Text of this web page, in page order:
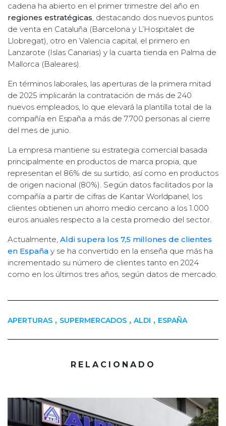
cadena ha abierto en el primer trimestre del año en
regiones estratégicas, destacando dos nuevos puntos
de venta en Cataluña (Barcelona y L’Hospitalet de
Llobregat), otro en Valencia capital, el primero en
Lanzarote (Islas Canarias) y la cuarta tienda en Palma de
Mallorca (Baleares).
En términos laborales, las aperturas de la primera mitad
de 2025 implicarán la contratación de más de 240
nuevos empleados, lo que elevará la plantilla total de la
compañía en España a más de 7.700 personas al cierre
del mes de junio.
La empresa mantiene su estrategia comercial basada
principalmente en productos de marca propia, que
representan el 86% de su surtido, así como en productos
de origen nacional (80%). Según datos facilitados por la
compañía a partir de cifras de Kantar Worldpanel, los
clientes obtienen un ahorro medio cercano a los 1.000
euros anuales respecto a la cesta promedio del sector.
Actualmente, Aldi supera los 7,5 millones de clientes
en España y se ha convertido en la enseña que más ha
incrementado su número de clientes tanto en 2024
como en los últimos tres años, según datos de mercado.
APERTURAS , SUPERMERCADOS , ALDI , ESPAÑA
RELACIONADO